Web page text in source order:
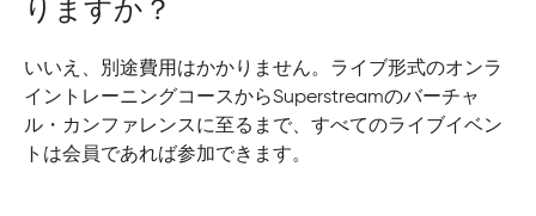
りますか？
いいえ、別途費用はかかりません。ライブ形式のオンラ
イントレーニングコースからSuperstreamのバーチャ
ル・カンファレンスに至るまで、すべてのライブイベン
トは会員であれば参加できます。